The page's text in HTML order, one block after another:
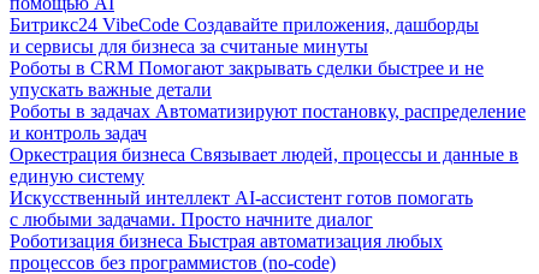
Битрикс24 VibeCode Создавайте приложения, дашборды
и сервисы для бизнеса за считаные минуты
Роботы в CRM Помогают закрывать сделки быстрее и не
упускать важные детали
Роботы в задачах Автоматизируют постановку, распределение
и контроль задач
Оркестрация бизнеса Связывает людей, процессы и данные в
единую систему
Искусственный интеллект AI-ассистент готов помогать
с любыми задачами. Просто начните диалог
Роботизация бизнеса Быстрая автоматизация любых
процессов без программистов (no-code)